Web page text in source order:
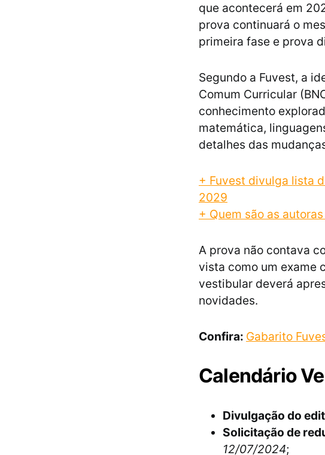
que acontecerá em
prova continuará o
primeira fase e prova
Segundo a Fuvest, a
Comum Curricular
conhecimento
matemática,
detalhes das
+ Fuvest divulga lista
2029
+ Quem são as
A prova não contava
vista como um exame
vestibular deverá
novidades.
Confira: Gabarito
Calendário
Divulgação do
Solicitação de
12/07/2024;